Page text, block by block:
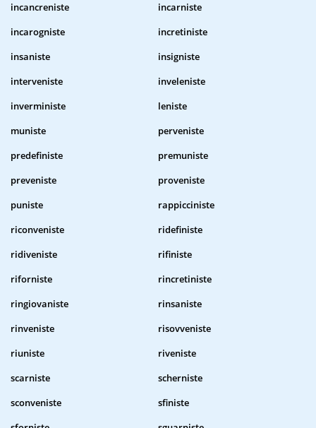
incancreniste
incarniste
incarogniste
incretiniste
insaniste
insigniste
interveniste
inveleniste
inverministe
leniste
muniste
perveniste
predefiniste
premuniste
preveniste
proveniste
puniste
rappicciniste
riconveniste
ridefiniste
ridiveniste
rifiniste
riforniste
rincretiniste
ringiovaniste
rinsaniste
rinveniste
risovveniste
riuniste
riveniste
scarniste
scherniste
sconveniste
sfiniste